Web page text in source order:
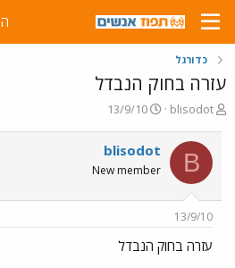
כדורגל
עזרה בחוק הנבדל
פ
ח
ה
ו
ש
blisodot
פ
ס
ם
ת
י
13/9/10
B
blisodot
New member
13/9/10
עזרה בחוק הנבדל